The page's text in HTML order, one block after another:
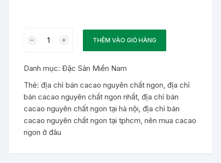
Nguyên
500g
Thơm
Ngon
THÊM VÀO GIỎ HÀNG
Danh mục:Đặc Sản Miền Nam
Thẻ:địa chỉ bán cacao nguyên chất ngon ,địa chỉ
bán cacao nguyên chất ngon nhẩt ,địa chỉ bán
cacao nguyên chất ngon tại hà nội ,địa chỉ bán
cacao nguyên chất ngon tại tphcm ,nên mua cacao
ngon ở đâu